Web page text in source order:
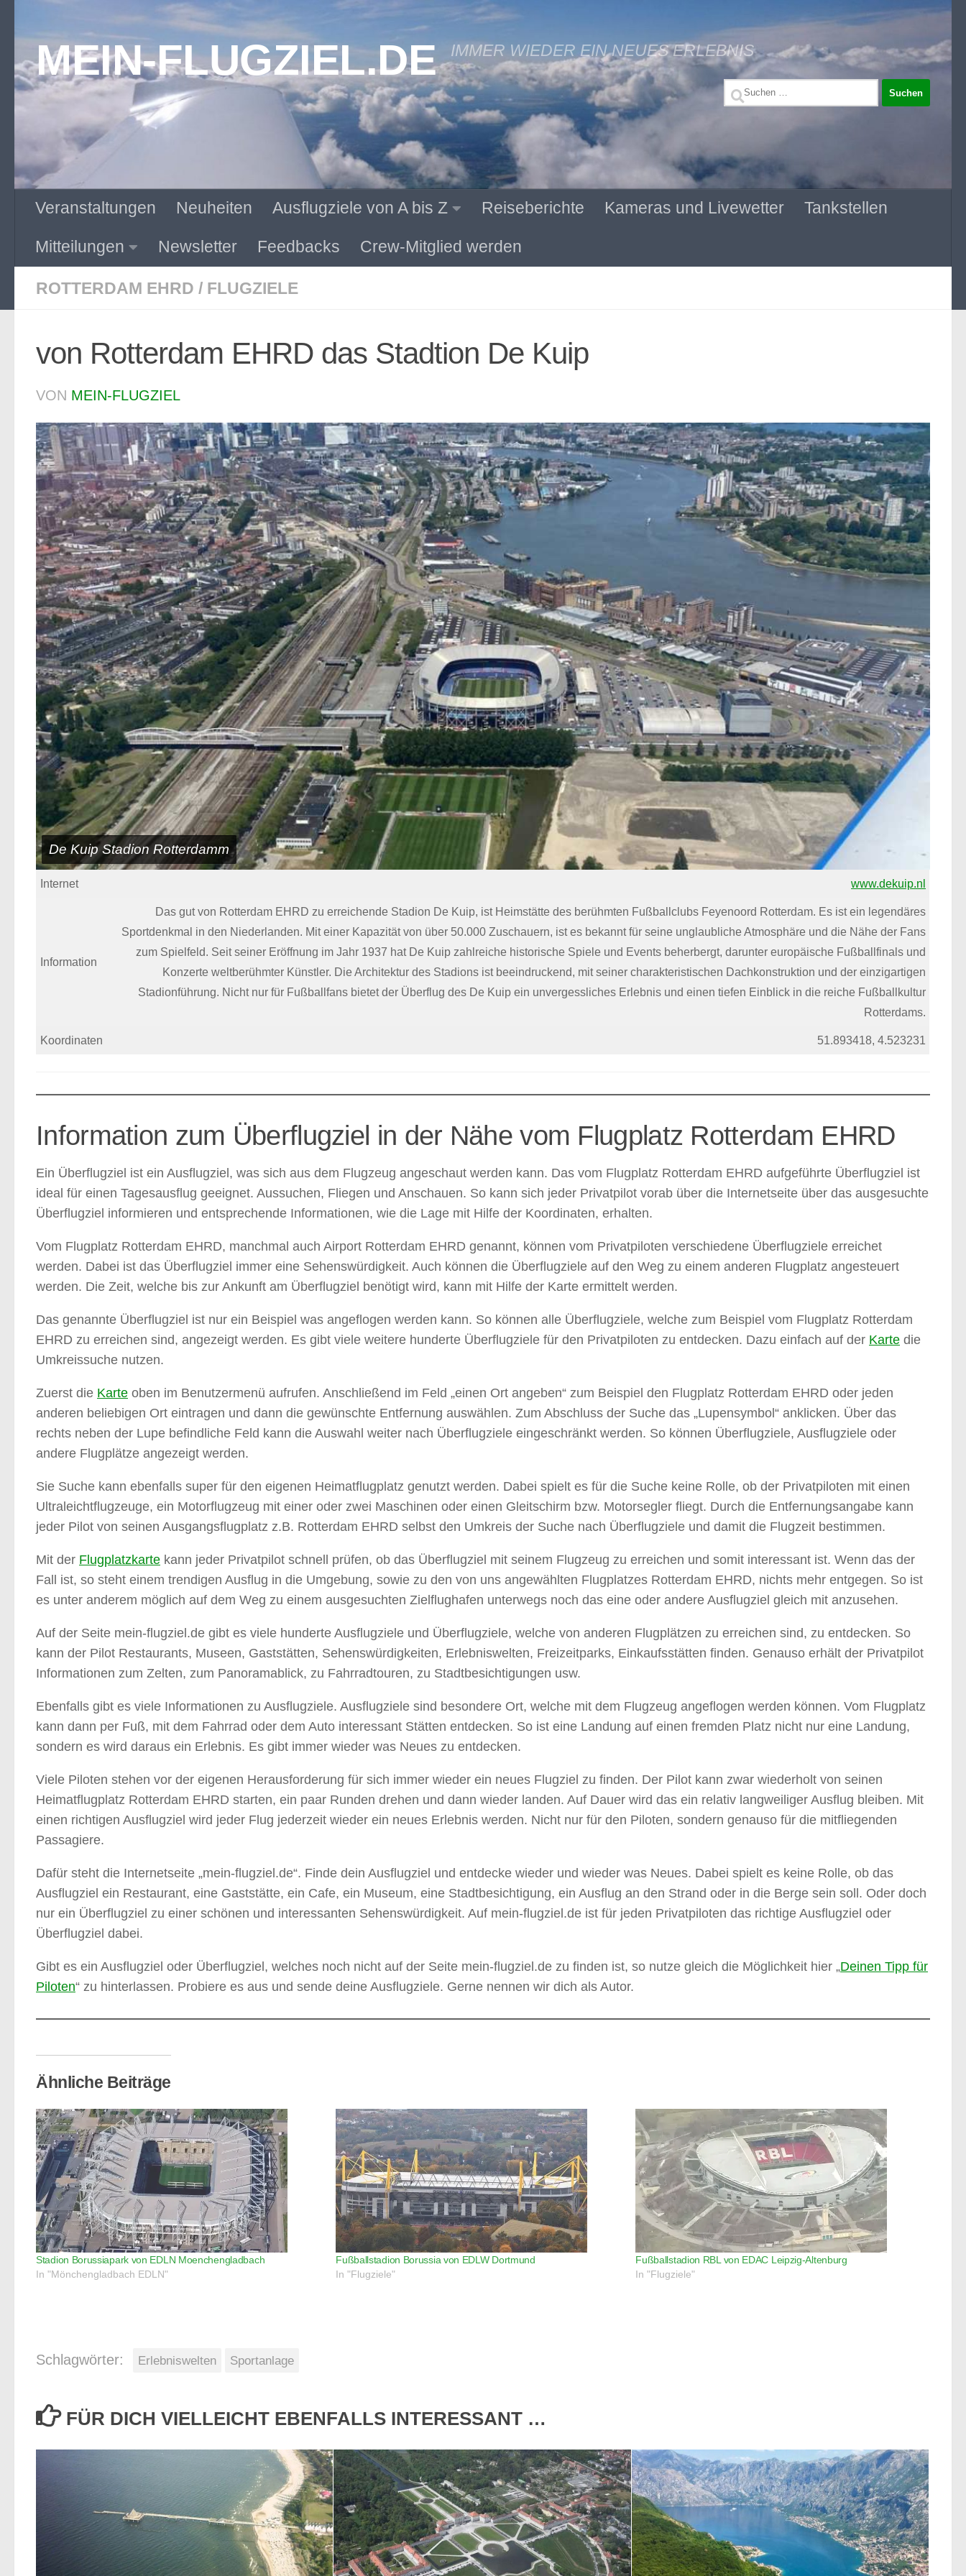
Zum Inhalt springen
MEIN-FLUGZIEL.DE IMMER WIEDER EIN NEUES ERLEBNIS
Suchen
Veranstaltungen Neuheiten Ausflugziele von A bis Z Reiseberichte Kameras und Livewetter Tankstellen
Mitteilungen Newsletter Feedbacks Crew-Mitglied werden
ROTTERDAM EHRD / FLUGZIELE
von Rotterdam EHRD das Stadtion De Kuip
VON MEIN-FLUGZIEL
De Kuip Stadion Rotterdamm
Internet www.dekuip.nl
Information
Das gut von Rotterdam EHRD zu erreichende Stadion De Kuip, ist Heimstätte des berühmten Fußballclubs Feyenoord Rotterdam. Es ist ein legendäres
Sportdenkmal in den Niederlanden. Mit einer Kapazität von über 50.000 Zuschauern, ist es bekannt für seine unglaubliche Atmosphäre und die Nähe der Fans
zum Spielfeld. Seit seiner Eröffnung im Jahr 1937 hat De Kuip zahlreiche historische Spiele und Events beherbergt, darunter europäische Fußballfinals und
Konzerte weltberühmter Künstler. Die Architektur des Stadions ist beeindruckend, mit seiner charakteristischen Dachkonstruktion und der einzigartigen
Stadionführung. Nicht nur für Fußballfans bietet der Überflug des De Kuip ein unvergessliches Erlebnis und einen tiefen Einblick in die reiche Fußballkultur
Rotterdams.
Koordinaten 51.893418, 4.523231
Information zum Überflugziel in der Nähe vom Flugplatz Rotterdam EHRD
Ein Überflugziel ist ein Ausflugziel, was sich aus dem Flugzeug angeschaut werden kann. Das vom Flugplatz Rotterdam EHRD aufgeführte Überflugziel ist
ideal für einen Tagesausflug geeignet. Aussuchen, Fliegen und Anschauen. So kann sich jeder Privatpilot vorab über die Internetseite über das ausgesuchte
Überflugziel informieren und entsprechende Informationen, wie die Lage mit Hilfe der Koordinaten, erhalten.
Vom Flugplatz Rotterdam EHRD, manchmal auch Airport Rotterdam EHRD genannt, können vom Privatpiloten verschiedene Überflugziele erreichet
werden. Dabei ist das Überflugziel immer eine Sehenswürdigkeit. Auch können die Überflugziele auf den Weg zu einem anderen Flugplatz angesteuert
werden. Die Zeit, welche bis zur Ankunft am Überflugziel benötigt wird, kann mit Hilfe der Karte ermittelt werden.
Das genannte Überflugziel ist nur ein Beispiel was angeflogen werden kann. So können alle Überflugziele, welche zum Beispiel vom Flugplatz Rotterdam
EHRD zu erreichen sind, angezeigt werden. Es gibt viele weitere hunderte Überflugziele für den Privatpiloten zu entdecken. Dazu einfach auf der Karte die
Umkreissuche nutzen.
Zuerst die Karte oben im Benutzermenü aufrufen. Anschließend im Feld „einen Ort angeben“ zum Beispiel den Flugplatz Rotterdam EHRD oder jeden
anderen beliebigen Ort eintragen und dann die gewünschte Entfernung auswählen. Zum Abschluss der Suche das „Lupensymbol“ anklicken. Über das
rechts neben der Lupe befindliche Feld kann die Auswahl weiter nach Überflugziele eingeschränkt werden. So können Überflugziele, Ausflugziele oder
andere Flugplätze angezeigt werden.
Sie Suche kann ebenfalls super für den eigenen Heimatflugplatz genutzt werden. Dabei spielt es für die Suche keine Rolle, ob der Privatpiloten mit einen
Ultraleichtflugzeuge, ein Motorflugzeug mit einer oder zwei Maschinen oder einen Gleitschirm bzw. Motorsegler fliegt. Durch die Entfernungsangabe kann
jeder Pilot von seinen Ausgangsflugplatz z.B. Rotterdam EHRD selbst den Umkreis der Suche nach Überflugziele und damit die Flugzeit bestimmen.
Mit der Flugplatzkarte kann jeder Privatpilot schnell prüfen, ob das Überflugziel mit seinem Flugzeug zu erreichen und somit interessant ist. Wenn das der
Fall ist, so steht einem trendigen Ausflug in die Umgebung, sowie zu den von uns angewählten Flugplatzes Rotterdam EHRD, nichts mehr entgegen. So ist
es unter anderem möglich auf dem Weg zu einem ausgesuchten Zielflughafen unterwegs noch das eine oder andere Ausflugziel gleich mit anzusehen.
Auf der Seite mein-flugziel.de gibt es viele hunderte Ausflugziele und Überflugziele, welche von anderen Flugplätzen zu erreichen sind, zu entdecken. So
kann der Pilot Restaurants, Museen, Gaststätten, Sehenswürdigkeiten, Erlebniswelten, Freizeitparks, Einkaufsstätten finden. Genauso erhält der Privatpilot
Informationen zum Zelten, zum Panoramablick, zu Fahrradtouren, zu Stadtbesichtigungen usw.
Ebenfalls gibt es viele Informationen zu Ausflugziele. Ausflugziele sind besondere Ort, welche mit dem Flugzeug angeflogen werden können. Vom Flugplatz
kann dann per Fuß, mit dem Fahrrad oder dem Auto interessant Stätten entdecken. So ist eine Landung auf einen fremden Platz nicht nur eine Landung,
sondern es wird daraus ein Erlebnis. Es gibt immer wieder was Neues zu entdecken.
Viele Piloten stehen vor der eigenen Herausforderung für sich immer wieder ein neues Flugziel zu finden. Der Pilot kann zwar wiederholt von seinen
Heimatflugplatz Rotterdam EHRD starten, ein paar Runden drehen und dann wieder landen. Auf Dauer wird das ein relativ langweiliger Ausflug bleiben. Mit
einen richtigen Ausflugziel wird jeder Flug jederzeit wieder ein neues Erlebnis werden. Nicht nur für den Piloten, sondern genauso für die mitfliegenden
Passagiere.
Dafür steht die Internetseite „mein-flugziel.de“. Finde dein Ausflugziel und entdecke wieder und wieder was Neues. Dabei spielt es keine Rolle, ob das
Ausflugziel ein Restaurant, eine Gaststätte, ein Cafe, ein Museum, eine Stadtbesichtigung, ein Ausflug an den Strand oder in die Berge sein soll. Oder doch
nur ein Überflugziel zu einer schönen und interessanten Sehenswürdigkeit. Auf mein-flugziel.de ist für jeden Privatpiloten das richtige Ausflugziel oder
Überflugziel dabei.
Gibt es ein Ausflugziel oder Überflugziel, welches noch nicht auf der Seite mein-flugziel.de zu finden ist, so nutze gleich die Möglichkeit hier „Deinen Tipp für
Piloten“ zu hinterlassen. Probiere es aus und sende deine Ausflugziele. Gerne nennen wir dich als Autor.
Ähnliche Beiträge
Stadion Borussiapark von EDLN Moenchengladbach
In "Mönchengladbach EDLN"
Fußballstadion Borussia von EDLW Dortmund
In "Flugziele"
Fußballstadion RBL von EDAC Leipzig-Altenburg
In "Flugziele"
Schlagwörter: Erlebniswelten Sportanlage
FÜR DICH VIELLEICHT EBENFALLS INTERESSANT …